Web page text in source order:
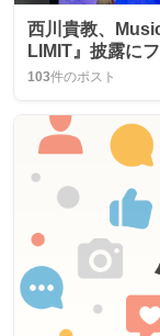
西川貴教、
LIMIT』披露に
103件のポスト